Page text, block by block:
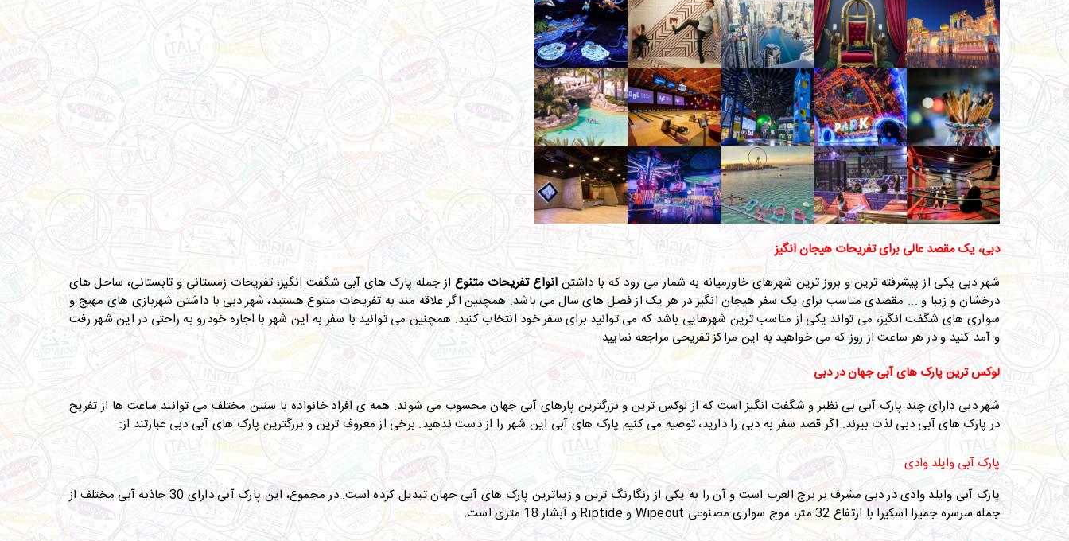
دبی، یک مقصد عالی برای تفریحات هیجان انگیز
شهر دبی یکی از پیشرفته ترین و بروز ترین شهرهای خاورمیانه به شمار می رود که با داشتن انواع تفریحات متنوع از جمله پارک های آبی شگفت انگیز، تفریحات زمستانی و تابستانی، ساحل های
درخشان و زیبا و ... مقصدی مناسب برای یک سفر هیجان انگیز در هر یک از فصل های سال می باشد. همچنین اگر علاقه مند به تفریحات متنوع هستید، شهر دبی با داشتن شهربازی های مهیج و
سواری های شگفت انگیز، می تواند یکی از مناسب ترین شهرهایی باشد که می توانید برای سفر خود انتخاب کنید. همچنین می توانید با سفر به این شهر با اجاره خودرو به راحتی در این شهر رفت
و آمد کنید و در هر ساعت از روز که می خواهید به این مراکز تفریحی مراجعه نمایید.
لوکس ترین پارک های آبی جهان در دبی
شهر دبی دارای چند پارک آبی بی نظیر و شگفت انگیز است که از لوکس ترین و بزرگترین پارهای آبی جهان محسوب می شوند. همه ی افراد خانواده با سنین مختلف می توانند ساعت ها از تفریح
در پارک های آبی دبی لذت ببرند. اگر قصد سفر به دبی را دارید، توصیه می کنیم پارک های آبی این شهر را از دست ندهید. برخی از معروف ترین و بزرگترین پارک های آبی دبی عبارتند از:
پارک آبی وایلد وادی
پارک آبی وایلد وادی در دبی مشرف بر برج العرب است و آن را به یکی از رنگارنگ ترین و زیباترین پارک های آبی جهان تبدیل کرده است. در مجموع، این پارک آبی دارای 30 جاذبه آبی مختلف از
جمله سرسره جمیرا اسکیرا با ارتفاع 32 متر، موج سواری مصنوعی
Wipeoutو Riptide و آبشار 18 متری است.